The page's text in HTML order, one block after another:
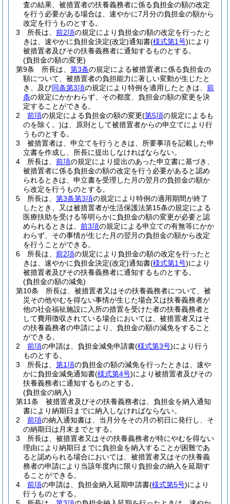
査の結果、被措置者の扶養義務者に係る負担金の額の改定
を行う必要がある場合は、速やかに7月分の負担金の額から
改定を行うものとする。
3
所長は、 前2項の規定により負担金の額の改定を行ったと
きは、速やかに負担金決定(改定)通知書(様式第1号)により
被措置者及びその扶養義務者に通知するものとする。
(負担金の額の変更)
第9条
所長は、 第3条の規定による被措置者に係る負担金の
額について、被措置者の負担能力に著しい変動が生じたと
き、及び同条第3項の規定により特例を適用したときは、 前
条の規定にかかわらず、その都度、負担金の額の変更を決
定することができる。
2
前項の規定による負担金の額の変更(第5項の規定によるも
のを除く。)は、原則として被措置者からの申立てにより行
うものとする。
3
被措置者は、申立てを行うときは、所要事項を記載した申
立書を作成し、所長に提出しなければならない。
4
所長は、 前項の規定により提出のあった申立書に基づき、
被措置者に係る負担金の額の改定を行う必要があると認め
られるときは、申立書を受理した月の翌月の負担金の額か
ら改定を行うものとする。
5
所長は、 第3条第3項の規定により特例の適用期間が終了
したとき、又は被措置者が生活保護法第15条の規定による
医療扶助を受ける等明らかに負担金の額の変更が必要と認
められるときは、 前3項の規定による申立ての有無等にかか
わらず、その事情が生じた月の翌月の負担金の額から改定
を行うことができる。
6
所長は、 前2項の規定により負担金の額の改定を行ったと
きは、速やかに負担金決定(改定)通知書(様式第1号)により
被措置者及びその扶養義務者に通知するものとする。
(負担金の額の減免)
第10条
所長は、被措置者又はその扶養義務者について、被
災その他やむを得ない事情が生じた場合又は扶養義務者が
他の社会福祉施設に入所の措置を受けた者の扶養義務者と
して費用徴収されている場合においては、被措置者又はそ
の扶養義務者の申請により、負担金の額の減免をすること
ができる。
2
前項の申請は、負担金減免申請書(様式第3号)により行う
ものとする。
3
所長は、 第1項の負担金の額の減免を行ったときは、速や
かに負担金減免通知書(様式第4号)により被措置者及びその
扶養義務者に通知するものとする。
(負担金の納入)
第11条
被措置者及びその扶養義務者は、負担金を納入通知
書により納期日までに納入しなければならない。
2
前項の納入通知書は、当月分をその月の初日に発行し、そ
の納期日は月末までとする。
3
所長は、被措置者又はその扶養義務者が特にやむを得ない
理由により納期日までに負担金を納入することが困難であ
ると認められる場合においては、被措置者又はその扶養義
務者の申請により当該年度内に限り負担金の納入を延期す
ることができる。
4
前項の申請は、負担金納入延期申請書(様式第5号)により
行うものとする。